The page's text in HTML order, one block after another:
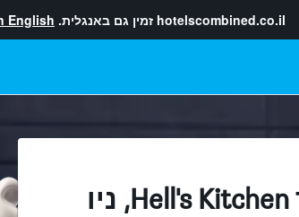
hotelscombined.co.il זמין גם באנגלית. English
מלונות בתוך Hell's Kitchen, ניו